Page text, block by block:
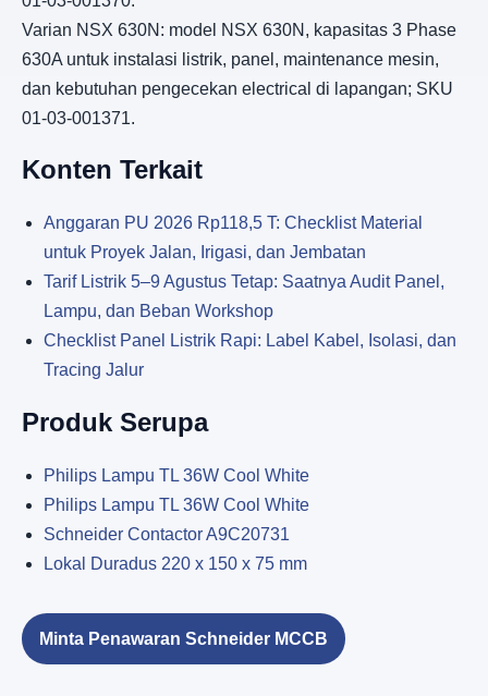
Varian NSX 630N: model NSX 630N, kapasitas 3 Phase
630A untuk instalasi listrik, panel, maintenance mesin,
dan kebutuhan pengecekan electrical di lapangan; SKU
01-03-001371.
Konten Terkait
Anggaran PU 2026 Rp118,5 T: Checklist Material
untuk Proyek Jalan, Irigasi, dan Jembatan
Tarif Listrik 5–9 Agustus Tetap: Saatnya Audit Panel,
Lampu, dan Beban Workshop
Checklist Panel Listrik Rapi: Label Kabel, Isolasi, dan
Tracing Jalur
Produk Serupa
Philips Lampu TL 36W Cool White
Philips Lampu TL 36W Cool White
Schneider Contactor A9C20731
Lokal Duradus 220 x 150 x 75 mm
Minta Penawaran Schneider MCCB